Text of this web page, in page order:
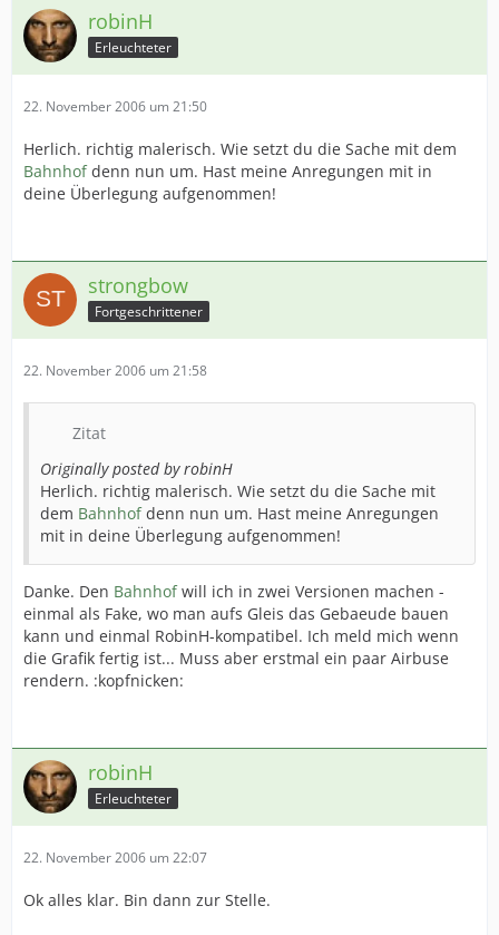
robinH
Erleuchteter
22. November 2006 um 21:50
Herlich. richtig malerisch. Wie setzt du die Sache mit dem
Bahnhofdenn nun um. Hast meine Anregungen mit in
deine Überlegung aufgenommen!
strongbow
Fortgeschrittener
22. November 2006 um 21:58
Zitat
Originally posted by robinH
Herlich. richtig malerisch. Wie setzt du die Sache mit
dem Bahnhofdenn nun um. Hast meine Anregungen
mit in deine Überlegung aufgenommen!
Danke. Den Bahnhofwill ich in zwei Versionen machen -
einmal als Fake, wo man aufs Gleis das Gebaeude bauen
kann und einmal RobinH-kompatibel. Ich meld mich wenn
die Grafik fertig ist... Muss aber erstmal ein paar Airbuse
rendern. :kopfnicken:
robinH
Erleuchteter
22. November 2006 um 22:07
Ok alles klar. Bin dann zur Stelle.